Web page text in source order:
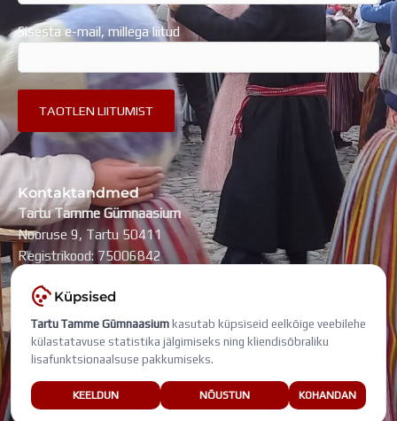
Sisesta e-mail, millega liitud
Kontaktandmed
Tartu Tamme Gümnaasium
Nooruse 9, Tartu 50411
Registrikood: 75006842
KONTAKTID
SearchSearch
Küpsised
Tartu Tamme Gümnaasium kasutab küpsiseid eelkõige veebilehe
külastatavuse statistika jälgimiseks ning kliendisõbraliku
lisafunktsionaalsuse pakkumiseks.
KEELDUN NÕUSTUN KOHANDAN